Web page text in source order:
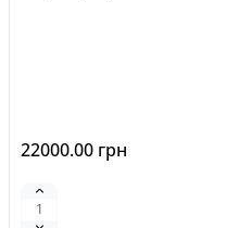
22000.00 грн